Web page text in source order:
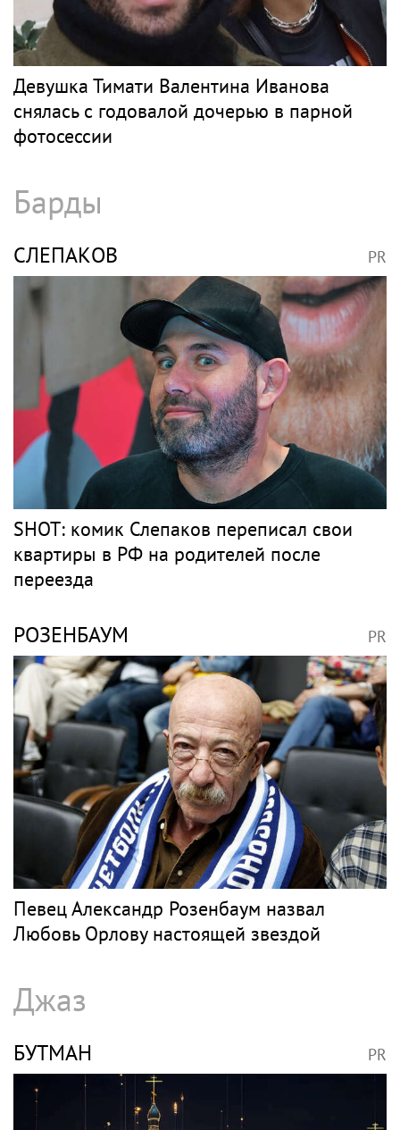
ЭЛДЖЕЙ PR
В России ликвидируют компанию Элджея
ТИМАТИ
Девушка Тимати Валентина Иванова
снялась с годовалой дочерью в парной
фотосессии
Барды
СЛЕПАКОВ
SHOT: комик Слепаков переписал свои
квартиры в РФ на родителей после